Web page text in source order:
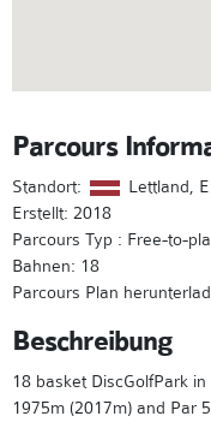
Parcours
Standort:
Lettland,
Erstellt: 2018
Parcours Typ : Free-to-
Bahnen: 18
Parcours Plan
Beschreibung
18 basket DiscGolfPark
1975m (2017m) and Par